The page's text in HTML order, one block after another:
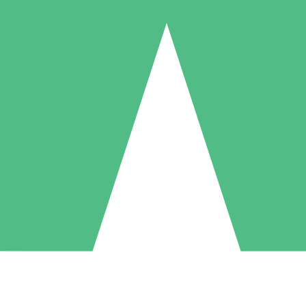
Individuele Creditpakketten
per gebruik met downloadtegoeden. Geen maandelijkse verplichting
5 Downloaden
US$